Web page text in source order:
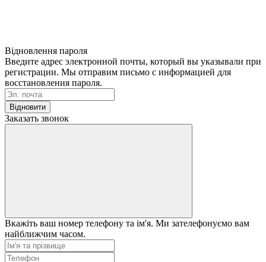
Відновлення пароля
Введите адрес электронной почты, который вы указывали при
регистрации. Мы отправим письмо с информацией для
восстановления пароля.
Відновити
Заказать звонок
Вкажіть ваш номер телефону та ім'я. Ми зателефонуємо вам
найближчим часом.